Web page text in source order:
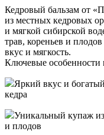
Кедровый бальзам от
из местных кедровых
и мягкой сибирской
трав, кореньев и
вкус и мягкость.
Ключевые особенности
Яркий вкус и
кедра
Уникальный купаж из
и плодов